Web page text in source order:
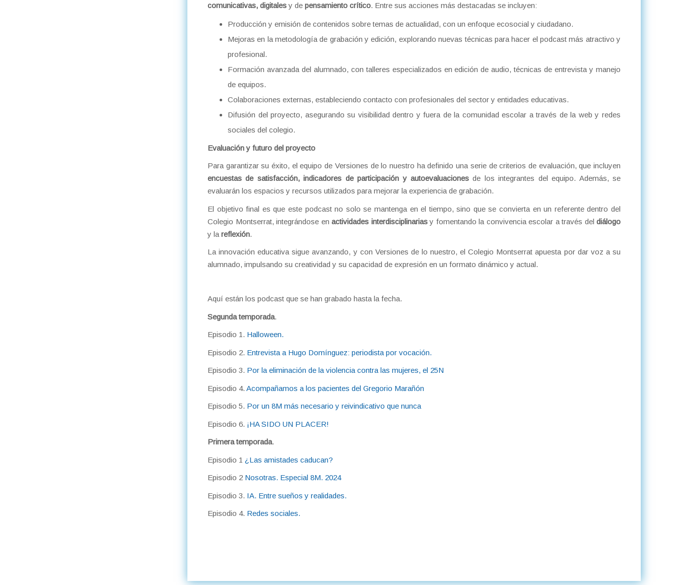
comunicativas, digitalesy de pensamiento crítico. Entre sus acciones más destacadas se incluyen:
Producción y emisión de contenidos sobre temas de actualidad, con un enfoque ecosocial y ciudadano.
Mejoras en la metodología de grabación y edición, explorando nuevas técnicas para hacer el podcast más atractivo y
profesional.
Formación avanzada del alumnado, con talleres especializados en edición de audio, técnicas de entrevista y manejo
de equipos.
Colaboraciones externas, estableciendo contacto con profesionales del sector y entidades educativas.
Difusión del proyecto, asegurando su visibilidad dentro y fuera de la comunidad escolar a través de la web y redes
sociales del colegio.
Evaluación y futuro del proyecto
Para garantizar su éxito, el equipo de Versiones de lo nuestro ha definido una serie de criterios de evaluación, que incluyen
encuestas de satisfacción, indicadores de participación y autoevaluaciones de los integrantes del equipo. Además, se
evaluarán los espacios y recursos utilizados para mejorar la experiencia de grabación.
El objetivo final es que este podcast no solo se mantenga en el tiempo, sino que se convierta en un referente dentro del
Colegio Montserrat, integrándose en actividades interdisciplinariasy fomentando la convivencia escolar a través del diálogo
y la reflexión.
La innovación educativa sigue avanzando, y con Versiones de lo nuestro, el Colegio Montserrat apuesta por dar voz a su
alumnado, impulsando su creatividad y su capacidad de expresión en un formato dinámico y actual.
Aquí están los podcast que se han grabado hasta la fecha.
Segunda temporada.
Episodio 1. Halloween.
Episodio 2. Entrevista a Hugo Domínguez: periodista por vocación.
Episodio 3. Por la eliminación de la violencia contra las mujeres, el 25N
Episodio 4. Acompañamos a los pacientes del Gregorio Marañón
Episodio 5. Por un 8M más necesario y reivindicativo que nunca
Episodio 6. ¡HA SIDO UN PLACER!
Primera temporada.
Episodio 1 ¿Las amistades caducan?
Episodio 2 Nosotras. Especial 8M. 2024
Episodio 3. IA. Entre sueños y realidades.
Episodio 4. Redes sociales.